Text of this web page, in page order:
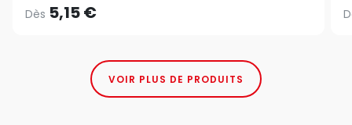
Dès 5,15 €
VOIR PLUS DE PRODUITS